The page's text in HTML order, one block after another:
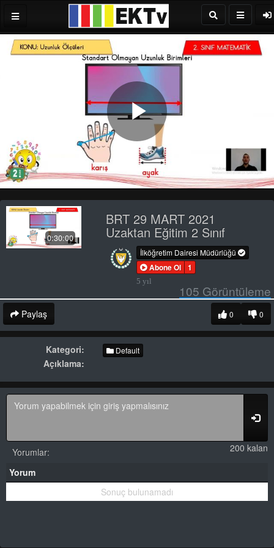
Play
Video
0:30:00
BRT 29 MART 2021
Uzaktan Eğitim 2 Sınıf
İlköğretim Dairesi Müdürlüğü
Abone Ol 1
5 yıl
105 Görüntüleme
Paylaş 0
0
Kategori: Default
Açıklama:
200 kalan
Yorumlar:
Yorum
Sonuç bulunamadı